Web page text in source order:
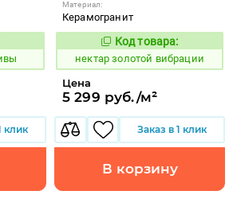
клик
Материал:
Керамогранит
1129135
Код товара:
нектар золотой вибрации
Цена
5 299 руб./м²
Заказ в 1 клик
В корзину